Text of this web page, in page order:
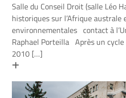
Salle du Conseil Droit (salle Léo
historiques sur l’Afrique australe
environnementales contact à
Raphael Porteilla Après un cycle
2010 […]